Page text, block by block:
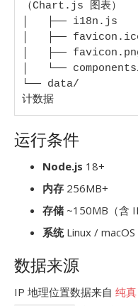
（Chart.js 图表）
│   ├── i18n.js
│   ├──
│   ├──
│   └──
└── data/
计数据
运行条件
Node.js 18+
内存 256MB+
存储 ~150MB（含
系统Linux /
数据来源
IP 地理位置数据来自 纯